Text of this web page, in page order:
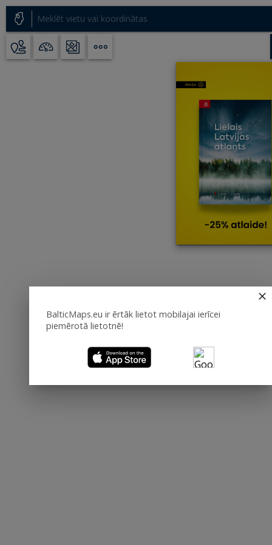
BalticMaps.eu ir ērtāk lietot mobilajai ierīcei
piemērotā lietotnē!